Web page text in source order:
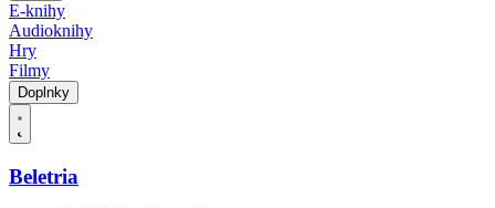
E-knihy
Audioknihy
Hry
Filmy
Doplnky
Beletria